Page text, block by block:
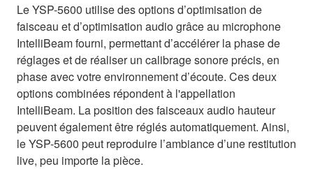
Le YSP-5600 utilise des options d’optimisation de
faisceau et d’optimisation audio grâce au microphone
IntelliBeam fourni, permettant d’accélérer la phase de
réglages et de réaliser un calibrage sonore précis, en
phase avec votre environnement d’écoute. Ces deux
options combinées répondent à l'appellation
IntelliBeam. La position des faisceaux audio hauteur
peuvent également être réglés automatiquement. Ainsi,
le YSP-5600 peut reproduire l’ambiance d’une restitution
live, peu importe la pièce.